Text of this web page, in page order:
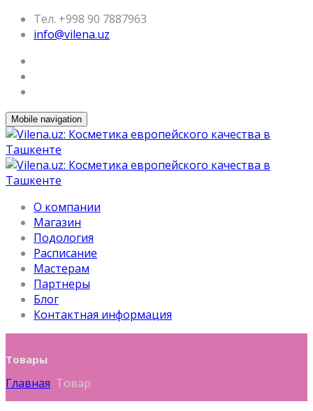
Тел. +998 90 7887963
info@vilena.uz
Mobile navigation
О компании
Магазин
Подология
Расписание
Мастерам
Партнеры
Блог
Контактная информация
Товары
Главная Товар